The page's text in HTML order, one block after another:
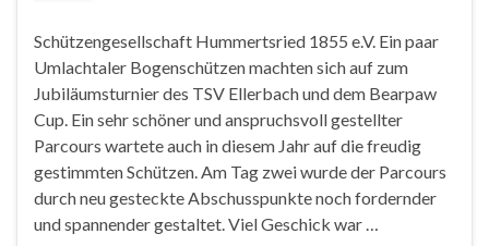
Schützengesellschaft Hummertsried 1855 e.V. Ein paar
Umlachtaler Bogenschützen machten sich auf zum
Jubiläumsturnier des TSV Ellerbach und dem Bearpaw
Cup. Ein sehr schöner und anspruchsvoll gestellter
Parcours wartete auch in diesem Jahr auf die freudig
gestimmten Schützen. Am Tag zwei wurde der Parcours
durch neu gesteckte Abschusspunkte noch fordernder
und spannender gestaltet. Viel Geschick war …